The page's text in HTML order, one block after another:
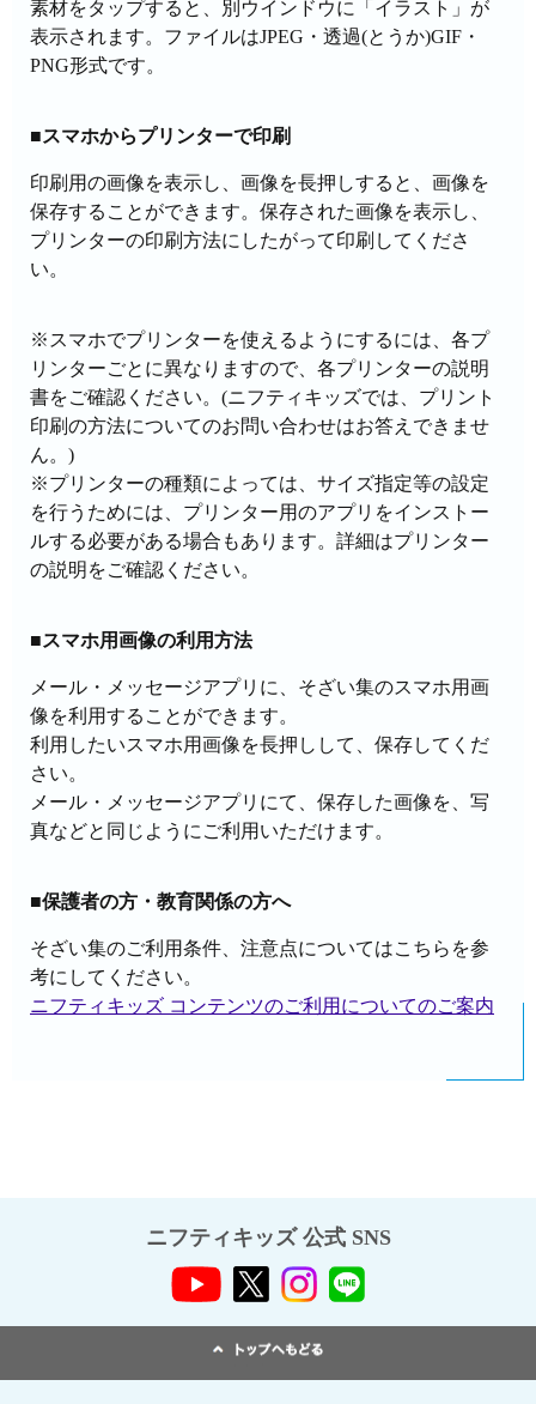
素材をタップすると、別ウインドウに「イラスト」が
表示されます。ファイルはJPEG・透過(とうか)GIF・
PNG形式です。
■スマホからプリンターで印刷
印刷用の画像を表示し、画像を長押しすると、画像を
保存することができます。保存された画像を表示し、
プリンターの印刷方法にしたがって印刷してくださ
い。
※スマホでプリンターを使えるようにするには、各プ
リンターごとに異なりますので、各プリンターの説明
書をご確認ください。(ニフティキッズでは、プリント
印刷の方法についてのお問い合わせはお答えできませ
ん。)
※プリンターの種類によっては、サイズ指定等の設定
を行うためには、プリンター用のアプリをインストー
ルする必要がある場合もあります。詳細はプリンター
の説明をご確認ください。
■スマホ用画像の利用方法
メール・メッセージアプリに、そざい集のスマホ用画
像を利用することができます。
利用したいスマホ用画像を長押しして、保存してくだ
さい。
メール・メッセージアプリにて、保存した画像を、写
真などと同じようにご利用いただけます。
■保護者の方・教育関係の方へ
そざい集のご利用条件、注意点についてはこちらを参
考にしてください。
ニフティキッズ コンテンツのご利用についてのご案内
ニフティキッズ 公式 SNS